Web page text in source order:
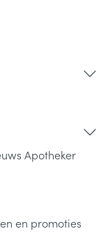
Apotheker
en promoties